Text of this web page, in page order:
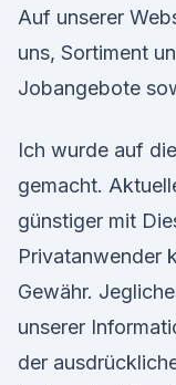
Auf unserer
uns, Sortiment
Jobangebote
Ich wurde auf
gemacht.
günstiger mit
Privatanwender
Gewähr.
unserer
der